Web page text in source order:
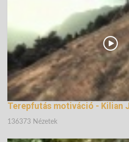
Terepfutás motiváció - Kilian
136373 Nézetek